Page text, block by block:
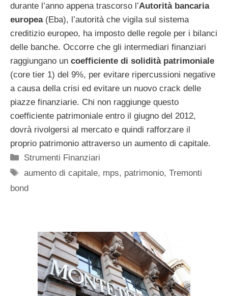
durante l’anno appena trascorso l’Autorità bancaria
europea(Eba), l’autorità che vigila sul sistema
creditizio europeo, ha imposto delle regole per i bilanci
delle banche. Occorre che gli intermediari finanziari
raggiungano un coefficiente di solidità patrimoniale
(core tier 1) del 9%, per evitare ripercussioni negative
a causa della crisi ed evitare un nuovo crack delle
piazze finanziarie. Chi non raggiunge questo
coefficiente patrimoniale entro il giugno del 2012,
dovrà rivolgersi al mercato e quindi rafforzare il
proprio patrimonio attraverso un aumento di capitale.
Categorie
Strumenti Finanziari
Tag
aumento di capitale, mps, patrimonio,Tremonti
bond